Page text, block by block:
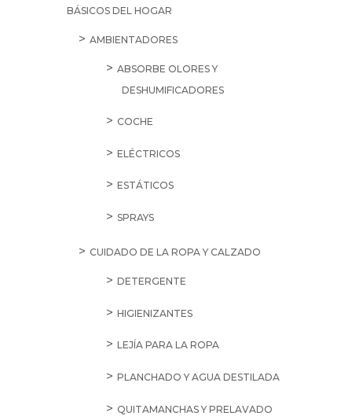
BÁSICOS DEL HOGAR
AMBIENTADORES
ABSORBE OLORES Y
DESHUMIFICADORES
COCHE
ELÉCTRICOS
ESTÁTICOS
SPRAYS
CUIDADO DE LA ROPA Y CALZADO
DETERGENTE
HIGIENIZANTES
LEJÍA PARA LA ROPA
PLANCHADO Y AGUA DESTILADA
QUITAMANCHAS Y PRELAVADO